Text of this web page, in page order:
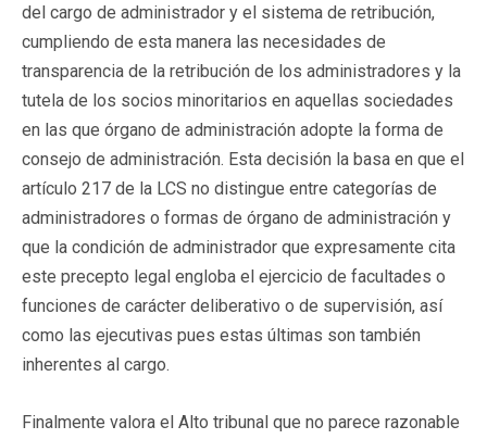
del cargo de administrador y el sistema de retribución,
cumpliendo de esta manera las necesidades de
transparencia de la retribución de los administradores y la
tutela de los socios minoritarios en aquellas sociedades
en las que órgano de administración adopte la forma de
consejo de administración. Esta decisión la basa en que el
artículo 217 de la LCS no distingue entre categorías de
administradores o formas de órgano de administración y
que la condición de administrador que expresamente cita
este precepto legal engloba el ejercicio de facultades o
funciones de carácter deliberativo o de supervisión, así
como las ejecutivas pues estas últimas son también
inherentes al cargo.
Finalmente valora el Alto tribunal que no parece razonable